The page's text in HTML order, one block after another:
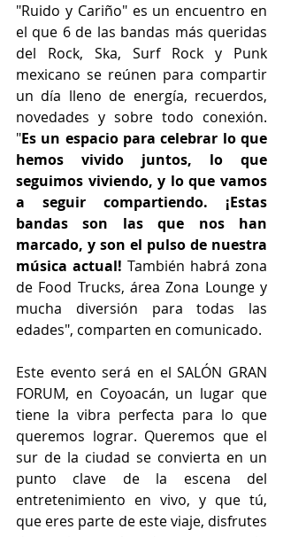
"Ruido y Cariño" es un encuentro en
el que 6 de las bandas más queridas
del Rock, Ska, Surf Rock y Punk
mexicano se reúnen para compartir
un día lleno de energía, recuerdos,
novedades y sobre todo conexión.
"Es un espacio para celebrar lo que
hemos vivido juntos, lo que
seguimos viviendo, y lo que vamos
a seguir compartiendo. ¡Estas
bandas son las que nos han
marcado, y son el pulso de nuestra
música actual! También habrá zona
de Food Trucks, área Zona Lounge y
mucha diversión para todas las
edades", comparten en comunicado.
Este evento será en el SALÓN GRAN
FORUM, en Coyoacán, un lugar que
tiene la vibra perfecta para lo que
queremos lograr. Queremos que el
sur de la ciudad se convierta en un
punto clave de la escena del
entretenimiento en vivo, y que tú,
que eres parte de este viaje, disfrutes